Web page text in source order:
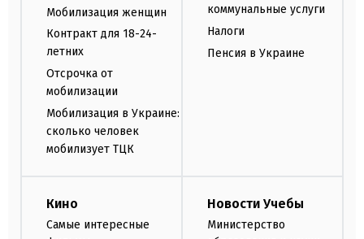
Мобилизация женщин
Контракт для 18-24-
летних
Отсрочка от
мобилизации
Мобилизация в Украине:
сколько человек
мобилизует ТЦК
коммунальные услуги
Налоги
Пенсия в Украине
Кино
Самые интересные
Новости Учебы
Министерство